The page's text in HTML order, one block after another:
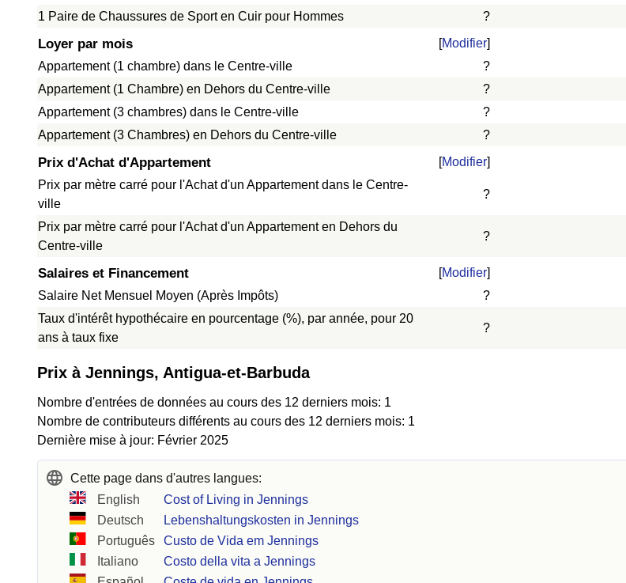
1 Paire de Chaussures de Sport en Cuir pour Hommes
?
Loyer par mois [Modifier]
Appartement (1 chambre) dans le Centre-ville
?
Appartement (1 Chambre) en Dehors du Centre-ville
?
Appartement (3 chambres) dans le Centre-ville
?
Appartement (3 Chambres) en Dehors du Centre-ville
?
Prix d'Achat d'Appartement [Modifier]
Prix par mètre carré pour l'Achat d'un Appartement dans le Centre-
ville
?
Prix par mètre carré pour l'Achat d'un Appartement en Dehors du
Centre-ville
?
Salaires et Financement [Modifier]
Salaire Net Mensuel Moyen (Après Impôts)
?
Taux d'intérêt hypothécaire en pourcentage (%), par année, pour 20
ans à taux fixe
?
Prix à Jennings, Antigua-et-Barbuda
Nombre d'entrées de données au cours des 12 derniers mois: 1
Nombre de contributeurs différents au cours des 12 derniers mois: 1
Dernière mise à jour: Février 2025
Cette page dans d'autres langues:
English
Cost of Living in Jennings
Deutsch
Lebenshaltungskosten in Jennings
Português
Custo de Vida em Jennings
Italiano
Costo della vita a Jennings